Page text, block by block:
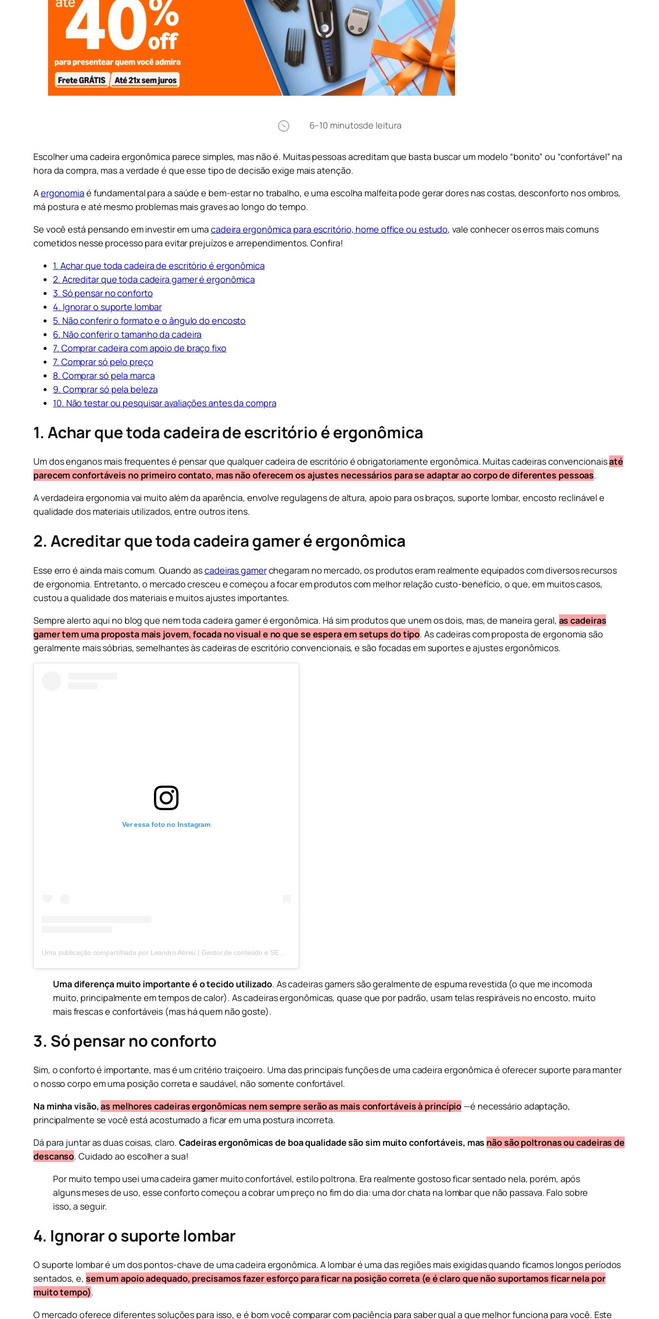
6–10 minutosde leitura
Escolher uma cadeira ergonômica parece simples, mas não é. Muitas pessoas acreditam que basta buscar um modelo “bonito” ou “confortável” na
hora da compra, mas a verdade é que esse tipo de decisão exige mais atenção.
Aergonomia é fundamental para a saúde e bem-estar no trabalho, e uma escolha malfeita pode gerar dores nas costas, desconforto nos ombros,
má postura e até mesmo problemas mais graves ao longo do tempo.
Se você está pensando em investir em uma cadeira ergonômica para escritório, home office ou estudo, vale conhecer os erros mais comuns
cometidos nesse processo para evitar prejuízos e arrependimentos. Confira!
1. Achar que toda cadeira de escritório é ergonômica
2. Acreditar que toda cadeira gamer é ergonômica
3. Só pensar no conforto
4. Ignorar o suporte lombar
5. Não conferir o formato e o ângulo do encosto
6. Não conferir o tamanho da cadeira
7. Comprar cadeira com apoio de braço fixo
7. Comprar só pelo preço
8. Comprar só pela marca
9. Comprar só pela beleza
10. Não testar ou pesquisar avaliações antes da compra
1. Achar que toda cadeira de escritório é ergonômica
Um dos enganos mais frequentes é pensar que qualquer cadeira de escritório é obrigatoriamente ergonômica. Muitas cadeiras convencionaisaté
parecem confortáveis no primeiro contato, mas não oferecem os ajustes necessários para se adaptar ao corpo de diferentes pessoas.
A verdadeira ergonomia vai muito além da aparência, envolve regulagens de altura, apoio para os braços, suporte lombar, encosto reclinável e
qualidade dos materiais utilizados, entre outros itens.
2. Acreditar que toda cadeira gamer é ergonômica
Esse erro é ainda mais comum. Quando ascadeiras gamerchegaram no mercado, os produtos eram realmente equipados com diversos recursos
de ergonomia. Entretanto, o mercado cresceu e começou a focar em produtos com melhor relação custo-benefício, o que, em muitos casos,
custou a qualidade dos materiais e muitos ajustes importantes.
Sempre alerto aqui no blog que nem toda cadeira gamer é ergonômica. Há sim produtos que unem os dois, mas, de maneira geral, as cadeiras
gamer tem uma proposta mais jovem, focada no visual e no que se espera em setups do tipo. As cadeiras com proposta de ergonomia são
geralmente mais sóbrias, semelhantes às cadeiras de escritório convencionais, e são focadas em suportes e ajustes ergonômicos.
Ver essa foto no Instagram
Uma publicação compartilhada por Leandro Abreu | Gestor de conteúdo e SEO (@seo.leandroabreu)
Uma diferença muito importante é o tecido utilizado. As cadeiras gamers são geralmente de espuma revestida (o que me incomoda
muito, principalmente em tempos de calor). As cadeiras ergonômicas, quase que por padrão, usam telas respiráveis no encosto, muito
mais frescas e confortáveis (mas há quem não goste).
3. Só pensar no conforto
Sim, o conforto é importante, mas é um critério traiçoeiro. Uma das principais funções de uma cadeira ergonômica é oferecer suporte para manter
o nosso corpo em uma posição correta e saudável, não somente confortável.
Na minha visão,as melhores cadeiras ergonômicas nem sempre serão as mais confortáveis à princípio —é necessário adaptação,
principalmente se você está acostumado a ficar em uma postura incorreta.
Dá para juntar as duas coisas, claro.Cadeiras ergonômicas de boa qualidade são sim muito confortáveis, mas não são poltronas ou cadeiras de
descanso. Cuidado ao escolher a sua!
Por muito tempo usei uma cadeira gamer muito confortável, estilo poltrona. Era realmente gostoso ficar sentado nela, porém, após
alguns meses de uso, esse conforto começou a cobrar um preço no fim do dia: uma dor chata na lombar que não passava. Falo sobre
isso, a seguir.
4. Ignorar o suporte lombar
O suporte lombar é um dos pontos-chave de uma cadeira ergonômica. A lombar é uma das regiões mais exigidas quando ficamos longos períodos
sentados, e, sem um apoio adequado, precisamos fazer esforço para ficar na posição correta (e é claro que não suportamos ficar nela por
muito tempo).
O mercado oferece diferentes soluções para isso, e é bom você comparar com paciência para saber qual a que melhor funciona para você. Este